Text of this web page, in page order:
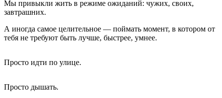
Мы привыкли жить в режиме ожиданий: чужих, своих,
завтрашних.
А иногда самое целительное — поймать момент, в котором от
тебя не требуют быть лучше, быстрее, умнее.
Просто идти по улице.
Просто дышать.